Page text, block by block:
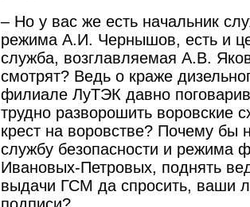
– Но у вас же есть начальник
режима А.И. Чернышов, есть и
служба, возглавляемая А.В.
смотрят? Ведь о краже
филиале ЛуТЭК давно
трудно разворошить воровские
крест на воровстве? Почему бы
службу безопасности и режима
Ивановых-Петровых, поднять
выдачи ГСМ да спросить, ваши